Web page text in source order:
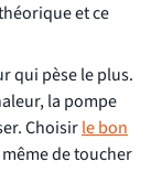
et ce
qui pèse le plus.
la pompe
Choisirle bon
de toucher